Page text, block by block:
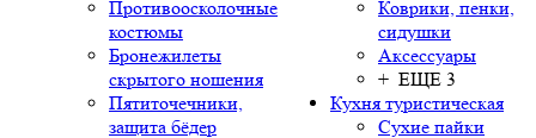
Противоосколочные
костюмы
Бронежилеты
скрытого ношения
Пятиточечники,
защита бёдер
Коврики, пенки,
сидушки
Аксессуары
+ ЕЩЕ 3
Кухня туристическая
Сухие пайки